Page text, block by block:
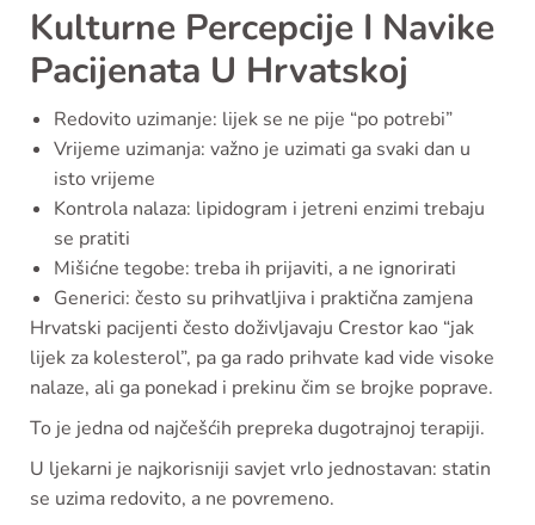
Kulturne Percepcije I Navike
Pacijenata U Hrvatskoj
Redovito uzimanje: lijek se ne pije “po potrebi”
Vrijeme uzimanja: važno je uzimati ga svaki dan u
isto vrijeme
Kontrola nalaza: lipidogram i jetreni enzimi trebaju
se pratiti
Mišićne tegobe: treba ih prijaviti, a ne ignorirati
Generici: često su prihvatljiva i praktična zamjena
Hrvatski pacijenti često doživljavaju Crestor kao “jak
lijek za kolesterol”, pa ga rado prihvate kad vide visoke
nalaze, ali ga ponekad i prekinu čim se brojke poprave.
To je jedna od najčešćih prepreka dugotrajnoj terapiji.
U ljekarni je najkorisniji savjet vrlo jednostavan: statin
se uzima redovito, a ne povremeno.